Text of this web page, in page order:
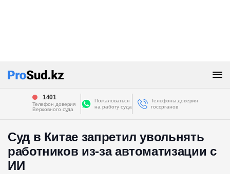
1401
Телефон доверия
Верховного суда
Пожаловаться
на работу суда
Телефоны доверия
госорганов
Суд в Китае запретил увольнять
работников из-за автоматизации с
ИИ